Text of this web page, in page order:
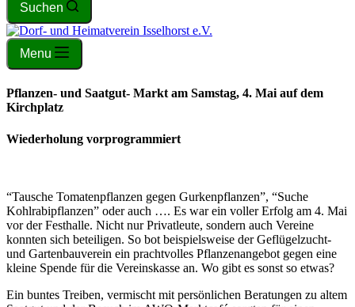
Suchen
Menu
Pflanzen- und Saatgut- Markt am Samstag, 4. Mai auf dem
Kirchplatz
Wiederholung vorprogrammiert
“Tausche Tomatenpflanzen gegen Gurkenpflanzen”, “Suche
Kohlrabipflanzen” oder auch …. Es war ein voller Erfolg am 4. Mai
vor der Festhalle. Nicht nur Privatleute, sondern auch Vereine
konnten sich beteiligen. So bot beispielsweise der Geflügelzucht-
und Gartenbauverein ein prachtvolles Pflanzenangebot gegen eine
kleine Spende für die Vereinskasse an. Wo gibt es sonst so etwas?
Ein buntes Treiben, vermischt mit persönlichen Beratungen zu altem